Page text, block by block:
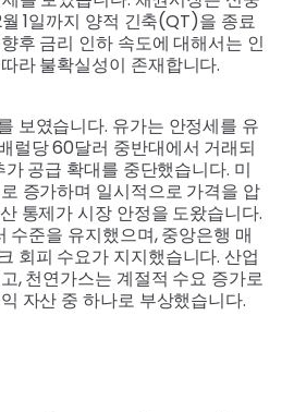
1일까지 양적 긴축(QT)을 종료
후 금리 인하 속도에 대해서는 인
라 불확실성이 존재합니다.
보였습니다. 유가는 안정세를 유
럴당 60달러 중반대에서 거래되
공급 확대를 중단했습니다. 미
증가하며 일시적으로 가격을 압
통제가 시장 안정을 도왔습니다.
수준을 유지했으며, 중앙은행 매
회피 수요가 지지했습니다. 산업
, 천연가스는 계절적 수요 증가로
자산 중 하나로 부상했습니다.